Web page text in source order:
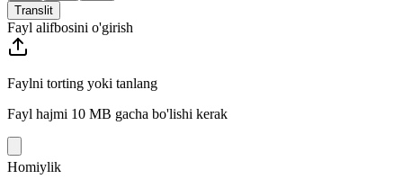
Translit
Fayl alifbosini o'girish
Faylni torting yoki tanlang
Fayl hajmi 10 MB gacha bo'lishi kerak
Homiylik